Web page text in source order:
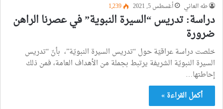
طه العاني أغسطس 5, 2021 1٬239
دراسة: تدريس “السيرة النبوية” في عصرنا الراهن
ضرورة
خلصت دراسة عراقيّة حول “تدريس السيرة النبويّة”، بأنّ “تدريس
السيرة النبويّة الشريفة يرتبط بجملة من الأهداف العامة، فمن ذلك
إحاطتها…
أكمل القراءة »